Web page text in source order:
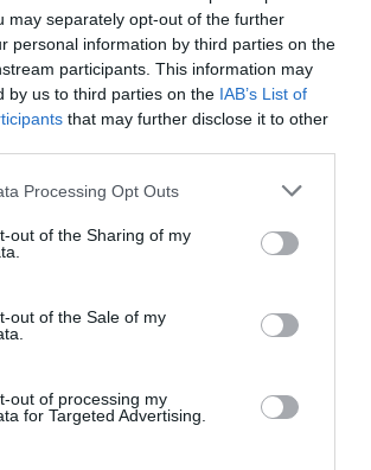
may separately opt-out of the further
personal information by third parties on the
participants. This information may
by us to third parties on the IAB’s List of
that may further disclose it to other
Processing Opt Outs
out of the Sharing of my
out of the Sale of my
out of processing my
for Targeted Advertising.
y...
Pero tío, ¿eso es mi
mona de Pascua?
La Copa
un impacto